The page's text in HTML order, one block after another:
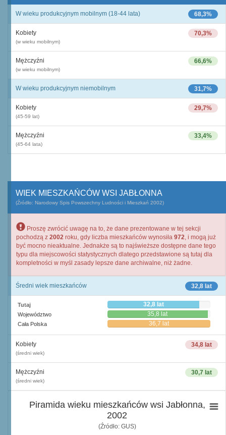
68,3%
W wieku produkcyjnym mobilnym (18-44 lata)
70,3%
Kobiety
(w wieku mobilnym)
66,6%
Mężczyźni
(w wieku mobilnym)
31,7%
W wieku produkcyjnym niemobilnym
29,7%
Kobiety
(45-59 lat)
33,4%
Mężczyźni
(45-64 lata)
WIEK MIESZKAŃCÓW WSI JABŁONNA
(Źródło: Narodowy Spis Powszechny Ludności i Mieszkań 2002)
Proszę zwrócić uwagę na to, że dane prezentowane w tej sekcji
pochodzą z 2002 roku, gdy liczba mieszkańców wynosiła 972, i mogą już
być mocno nieaktualne. Jednakże są to najświeższe dostępne dane tego
typu dla miejscowości statystycznych dlatego przedstawione są tutaj dla
kompletności w myśl zasady lepsze dane archiwalne, niż żadne.
32,8 lat
Średni wiek mieszkańców
Tutaj 32,8 lat
Województwo 35,8 lat
Cała Polska 36,7 lat
34,8 lat
Kobiety
(średni wiek)
30,7 lat
Mężczyźni
(średni wiek)
Piramida wieku mieszkańców wsi Jabłonna,
2002
(Źródło: GUS)